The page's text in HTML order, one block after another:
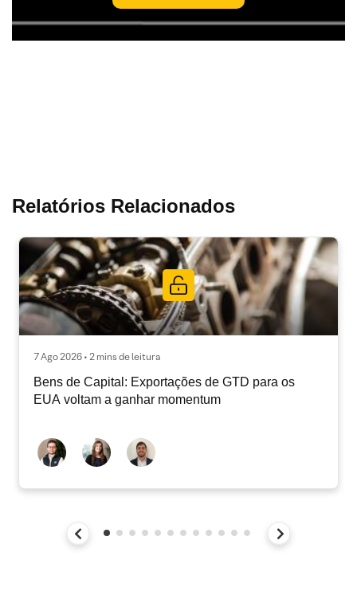
Relatórios Relacionados
7 Ago 2026 • 2 mins de leitura
Bens de Capital: Exportações de GTD para os
EUA voltam a ganhar momentum